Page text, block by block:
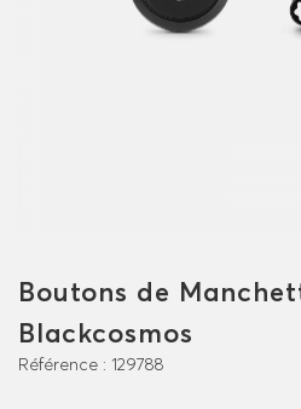
Boutons de
Blackcosmos
Référence : 129788